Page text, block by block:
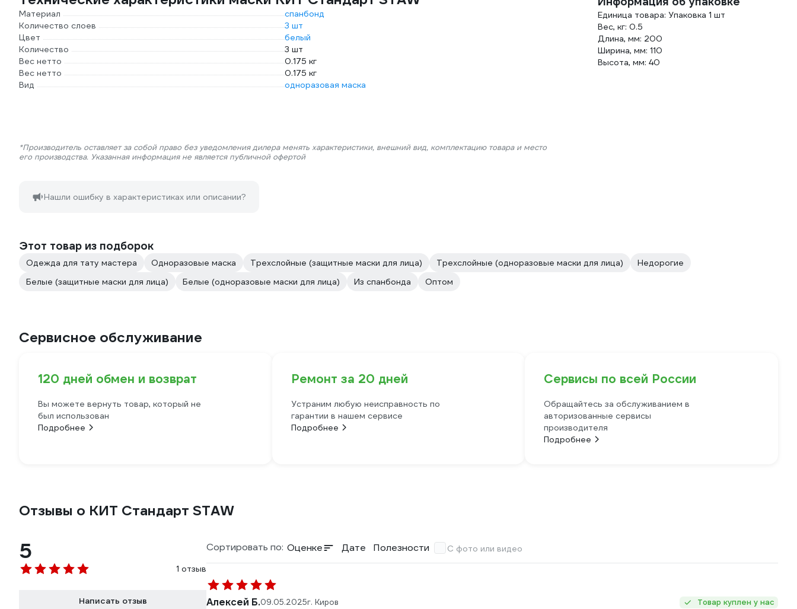
Материал
спанбонд
Количество слоев
3 шт
Цвет
белый
Количество
3 шт
Вес нетто
0.175 кг
Вес нетто
0.175 кг
Вид
одноразовая маска
*Производитель оставляет за собой право без уведомления дилера менять характеристики, внешний вид, комплектацию товара и место
его производства. Указанная информация не является публичной офертой
Нашли ошибку в характеристиках или описании?
Единица товара: Упаковка 1 шт
Вес, кг: 0.5
Длина, мм: 200
Ширина, мм: 110
Высота, мм: 40
Этот товар из подборок
Одежда для тату мастера Одноразовые маска Трехслойные (защитные маски для лица) Трехслойные (одноразовые маски для лица)
Недорогие
Белые (защитные маски для лица)
Белые (одноразовые маски для лица) Из спанбонда Оптом
Сервисное обслуживание
120 дней обмен и возврат
Вы можете вернуть товар, который не
был использован
Подробнее
Ремонт за 20 дней
Устраним любую неисправность по
гарантии в нашем сервисе
Подробнее
Сервисы по всей России
Обращайтесь за обслуживанием в
авторизованные сервисы
производителя
Подробнее
Отзывы о КИТ Стандарт STAW
5
1 отзыв
Написать отзыв
Сортировать по: Оценке Дате Полезности С фото или видео
Алексей Б.09.05.2025г. Киров Товар куплен у нас